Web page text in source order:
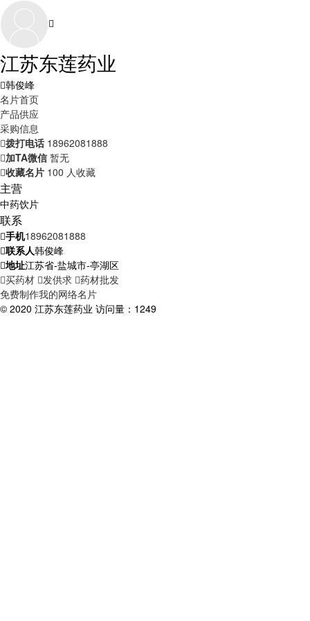
江苏东莲药业
韩俊峰
名片首页
产品供应
采购信息
拨打电话 18962081888
加TA微信 暂无
收藏名片 100 人收藏
主营
中药饮片
联系
手机18962081888
联系人韩俊峰
地址江苏省-盐城市-亭湖区
买药材 发供求 药材批发
免费制作我的网络名片
© 2020 江苏东莲药业 访问量：1249